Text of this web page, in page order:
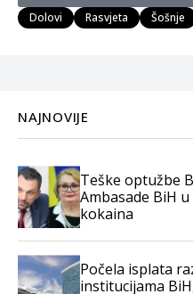
Dolovi Rasvjeta Šošnje
NAJNOVIJE
Teške optužbe
Ambasade BiH
kokaina
Počela isplata
institucijama